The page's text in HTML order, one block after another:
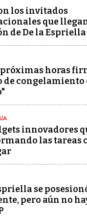
los invitados
que
de De la Espriella
próximas horas
de congelamiento
innovadores
las tareas
se
pero aún no